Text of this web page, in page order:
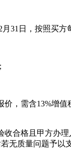
31日，按照买方
价，需含13%增
合格且甲方办
无质量问题予以